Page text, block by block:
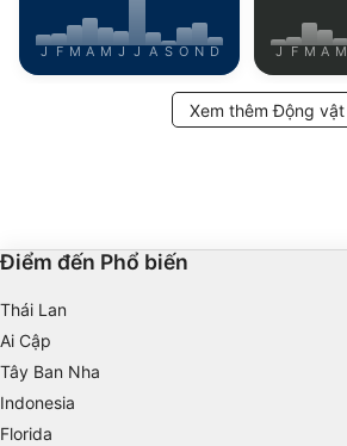
J F M A M J J A S O N D J F M A M
Xem thêm Động vật
Điểm đến Phổ biến
Thái Lan
Ai Cập
Tây Ban Nha
Indonesia
Florida